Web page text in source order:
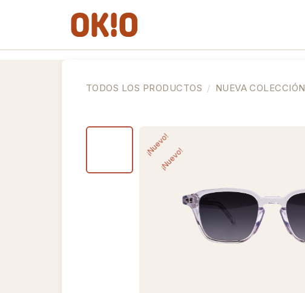
TODOS LOS PRODUCTOS NUEVA COLECCIÓN
¡Nuevo!
¡Nuevo!